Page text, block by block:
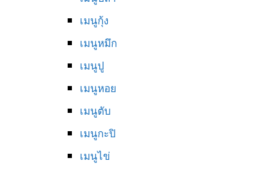
เมนูกุ้ง
เมนูหมึก
เมนูปู
เมนูหอย
เมนูตับ
เมนูกะปิ
เมนูไข่